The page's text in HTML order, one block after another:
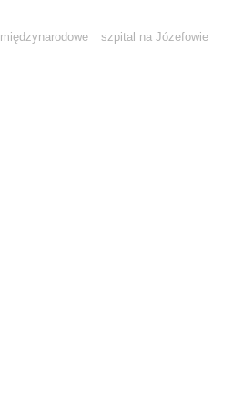
międzynarodowe szpital na Józefowie